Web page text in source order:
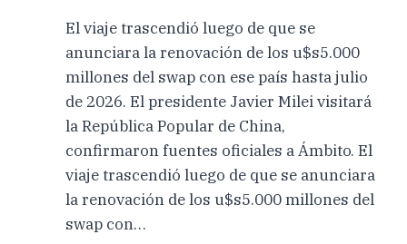
El viaje trascendió luego de que se
anunciara la renovación de los u$s5.000
millones del swap con ese país hasta julio
de 2026. El presidente Javier Milei visitará
la República Popular de China,
confirmaron fuentes oficiales a Ámbito. El
viaje trascendió luego de que se anunciara
la renovación de los u$s5.000 millones del
swap con…